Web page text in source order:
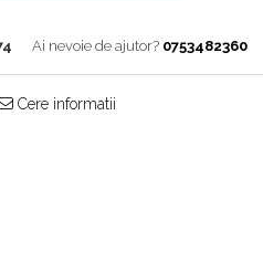
Ai nevoie de ajutor? 0753482360
Cere informatii